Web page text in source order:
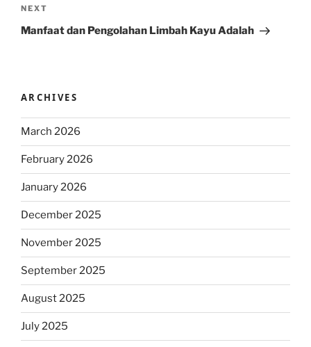
Next
Post
NEXT
Manfaat dan Pengolahan Limbah Kayu Adalah
ARCHIVES
March 2026
February 2026
January 2026
December 2025
November 2025
September 2025
August 2025
July 2025